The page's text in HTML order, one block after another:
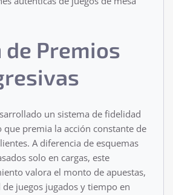
de Premios
un sistema de fidelidad
que premia la acción constante de
A diferencia de esquemas
solo en cargas, este
valora el monto de apuestas,
juegos jugados y tiempo en